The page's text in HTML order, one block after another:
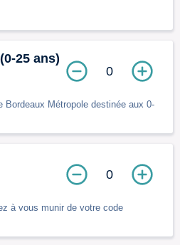
25 ans)
Bordeaux Métropole destinée aux 0-
0
à vous munir de votre code
0